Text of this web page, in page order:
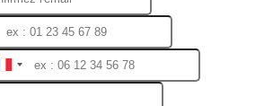
France
+33